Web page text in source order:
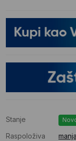
Stanje
Raspoloživa